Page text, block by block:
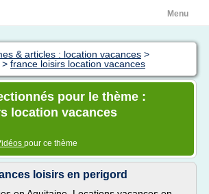
Menu
& articles : location vacances >
> france loisirs location vacances
pour le thème :
location vacances
pour ce thème
loisirs en perigord